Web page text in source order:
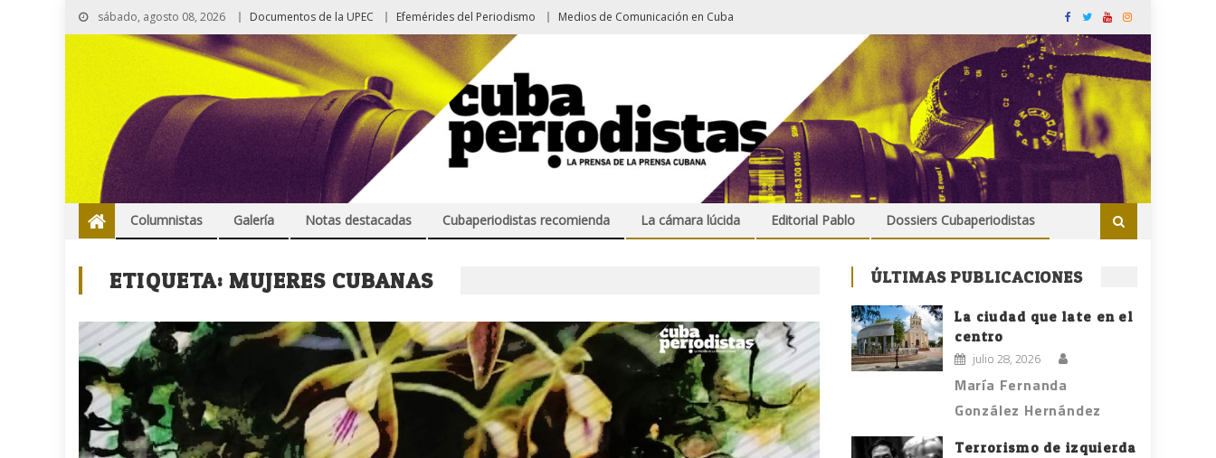
sábado, agosto 08, 2026 Documentos de la UPEC Efemérides del Periodismo Medios de Comunicación en Cuba
Columnistas Galería Notas destacadas Cubaperiodistas recomienda La cámara lúcida Editorial Pablo Dossiers Cubaperiodistas
ETIQUETA: MUJERES CUBANAS ÚLTIMAS PUBLICACIONES
La ciudad que late en el
centro
julio 28, 2026
María Fernanda
González Hernández
Terrorismo de izquierda